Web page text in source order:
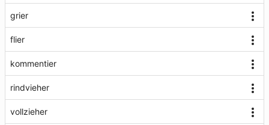
grier
flier
kommentier
rindvieher
vollzieher